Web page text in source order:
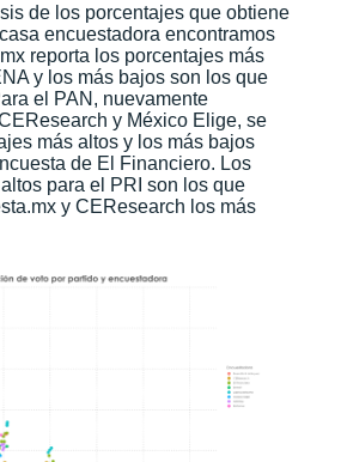
de los porcentajes que obtiene
encuestadora encontramos
reporta los porcentajes más
y los más bajos son los que
el PAN, nuevamente
y México Elige, se
más altos y los más bajos
de El Financiero. Los
para el PRI son los que
y CEResearch los más